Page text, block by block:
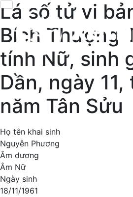
Lá số tử vi
Bích Thượng
tính Nữ, sinh
Dần, ngày
năm Tân Sửu
Họ tên khai sinh
Nguyễn Phương
Âm dương
Âm Nữ
Ngày sinh
18/11/1961